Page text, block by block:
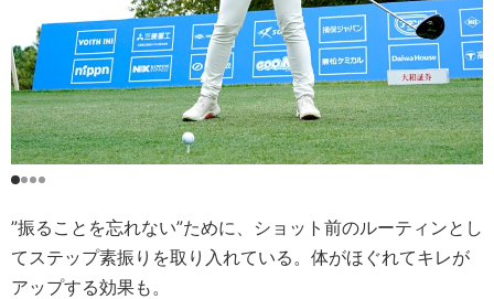
”振ることを忘れない”ために、ショット前のルーティンとし
てステップ素振りを取り入れている。体がほぐれてキレが
アップする効果も。